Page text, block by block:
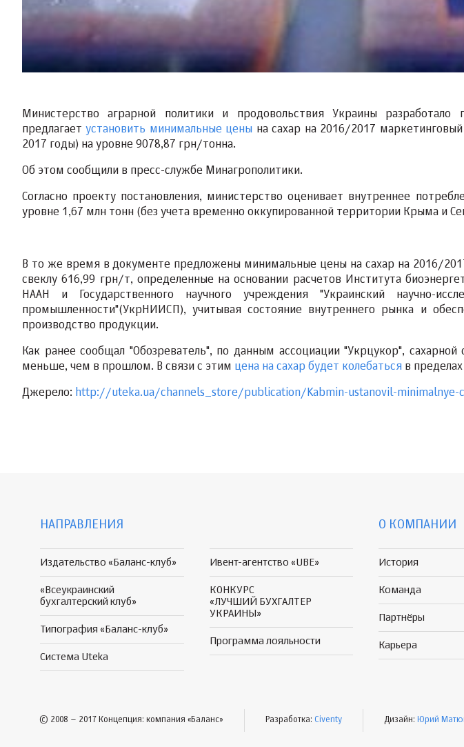
Министерство аграрной политики и продовольствия Украины разработало
предлагаетустановить минимальные цены на сахар на 2016/2017
2017 годы) на уровне 9078,87 грн/тонна.
Об этом сообщили в пресс-службе Минагрополитики.
Согласно проекту постановления, министерство оценивает внутреннее
уровне 1,67 млн тонн (без учета временно оккупированной территории Крыма и
В то же время в документе предложены минимальные цены на сахар на 2016/
свеклу 616,99 грн/т, определенные на основании расчетов Института
НААН и Государственного научного учреждения "Украинский научно-
промышленности"(УкрНИИСП), учитывая состояние внутреннего рынка и
производство продукции.
Как ранее сообщал "Обозреватель", по данным ассоциации "Укрцукор",
меньше, чем в прошлом. В связи с этим цена на сахар будет колебаться в
Джерело: http://uteka.ua/channels_store/publication/Kabmin-ustanovil-minimalnye-
НАПРАВЛЕНИЯ
Издательство «Баланс-клуб»
«Всеукраинский
бухгалтерский клуб»
Типография «Баланс-клуб»
Система Uteka
Ивент-агентство «UBE»
КОНКУРС
«ЛУЧШИЙ БУХГАЛТЕР
УКРАИНЫ»
Программа лояльности
О КОМПАНИИ
История
Команда
Партнёры
Карьера
© 2008 – 2017 Концепция: компания «Баланс» Разработка: Civenty Дизайн: Юрий